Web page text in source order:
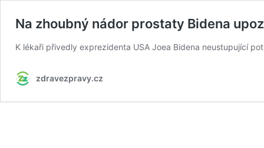
Na zhoubný nádor prostaty Bidena
K lékaři přivedly exprezidenta USA Joea Bidena neustupující
zdravezpravy.cz